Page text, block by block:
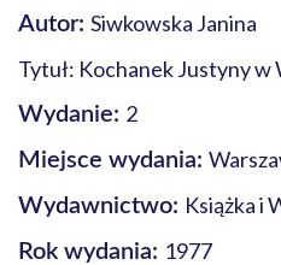
Autor: Siwkowska Janina
Tytuł: Kochanek Justyny w
Wydanie: 2
Miejsce wydania:
Wydawnictwo: Książka i
Rok wydania: 1977